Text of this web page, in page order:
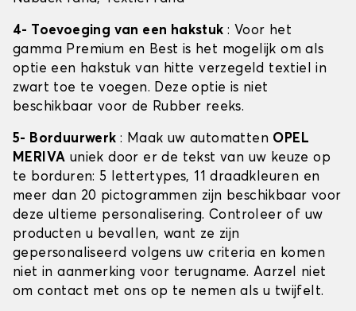
4- Toevoeging van een hakstuk : Voor het
gamma Premium en Best is het mogelijk om als
optie een hakstuk van hitte verzegeld textiel in
zwart toe te voegen. Deze optie is niet
beschikbaar voor de Rubber reeks.
5- Borduurwerk : Maak uw automatten OPEL
MERIVA uniek door er de tekst van uw keuze op
te borduren: 5 lettertypes, 11 draadkleuren en
meer dan 20 pictogrammen zijn beschikbaar voor
deze ultieme personalisering. Controleer of uw
producten u bevallen, want ze zijn
gepersonaliseerd volgens uw criteria en komen
niet in aanmerking voor terugname. Aarzel niet
om contact met ons op te nemen als u twijfelt.